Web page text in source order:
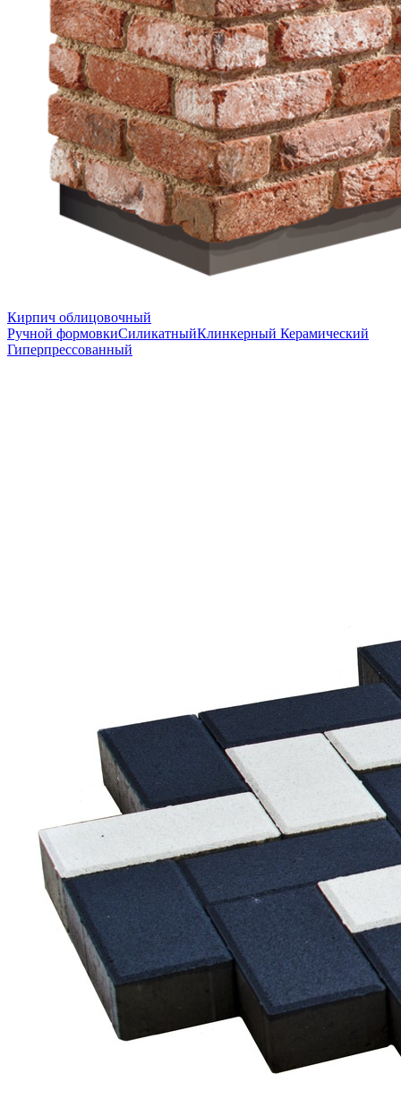
Кирпич облицовочный
Ручной формовкиСиликатныйКлинкерный Керамический
Гиперпрессованный